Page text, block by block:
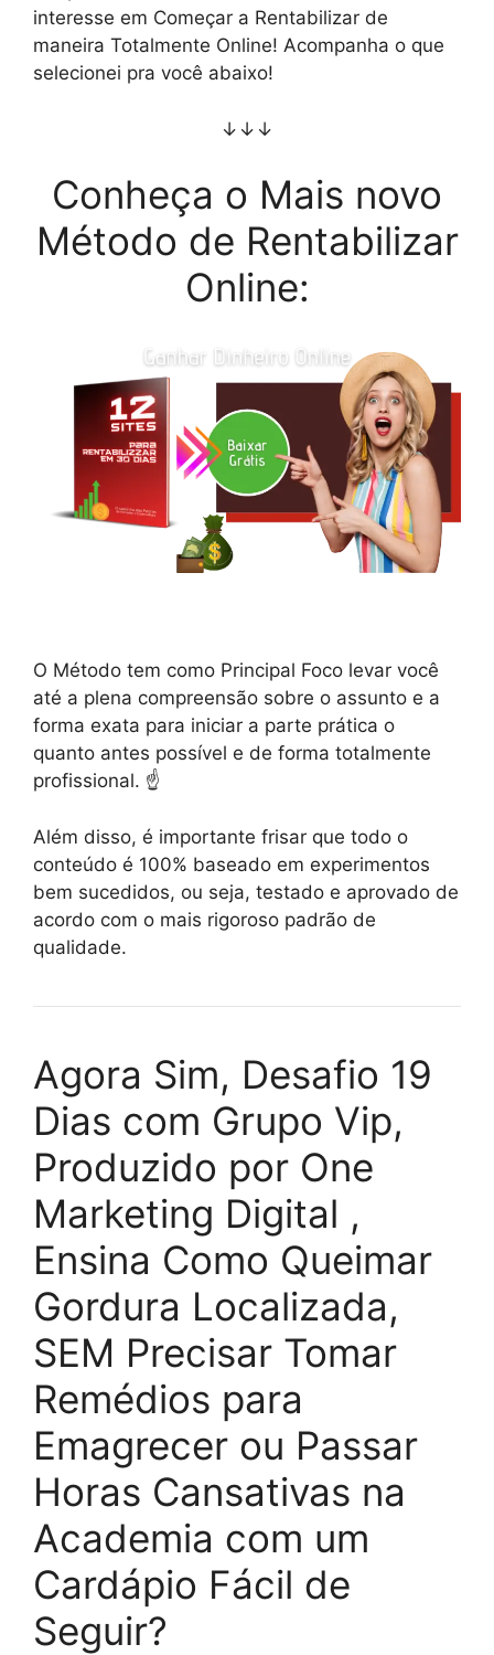
interesse em Começar a Rentabilizar de
maneira Totalmente Online! Acompanha o que
selecionei pra você abaixo!
↓↓↓
Conheça o Mais novo
Método de Rentabilizar
Online:
O Método tem como Principal Foco levar você
até a plena compreensão sobre o assunto e a
forma exata para iniciar a parte prática o
quanto antes possível e de forma totalmente
profissional. ☝️
Além disso, é importante frisar que todo o
conteúdo é 100% baseado em experimentos
bem sucedidos, ou seja, testado e aprovado de
acordo com o mais rigoroso padrão de
qualidade.
Agora Sim, Desafio 19
Dias com Grupo Vip,
Produzido por One
Marketing Digital ,
Ensina Como Queimar
Gordura Localizada,
SEM Precisar Tomar
Remédios para
Emagrecer ou Passar
Horas Cansativas na
Academia com um
Cardápio Fácil de
Seguir?